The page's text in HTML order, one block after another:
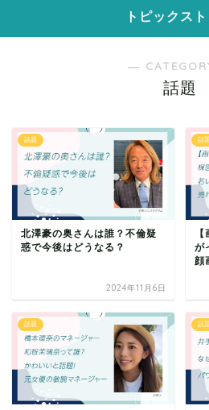
トピックス
―
話題
話題
北澤豪の奥さんは誰？不倫疑
惑で今後はどうなる？
2024年11月6日
話題
が
顔
話題 話題